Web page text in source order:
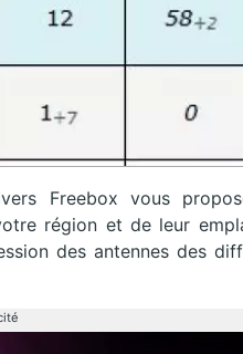
Freebox vous
région et de leur
des antennes des